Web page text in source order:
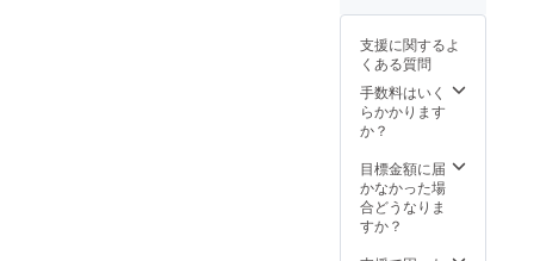
55cm、
裄丈
49cm
XLサイ
ズ：身
丈
60cm、
裄丈
53cm ※
41cm M
ズ：身
丈
73cm、
身幅
45cm L
サイ
ズ：身
支援に関するよ
くある質問
手数料はいく
らかかります
か？
目標金額に届
かなかった場
合どうなりま
すか？